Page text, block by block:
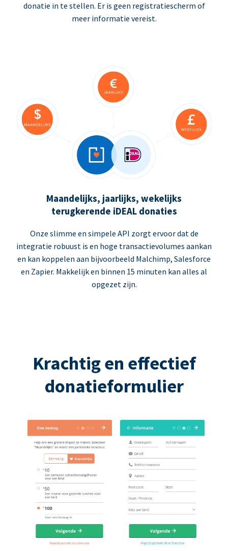
donatie in te stellen. Er is geen registratiescherm of
meer informatie vereist.
Maandelijks, jaarlijks, wekelijks
terugkerende iDEAL donaties
Onze slimme en simpele API zorgt ervoor dat de
integratie robuust is en hoge transactievolumes aankan
en kan koppelen aan bijvoorbeeld Malchimp, Salesforce
en Zapier. Makkelijk en binnen 15 minuten kan alles al
opgezet zijn.
Krachtig en effectief
donatieformulier